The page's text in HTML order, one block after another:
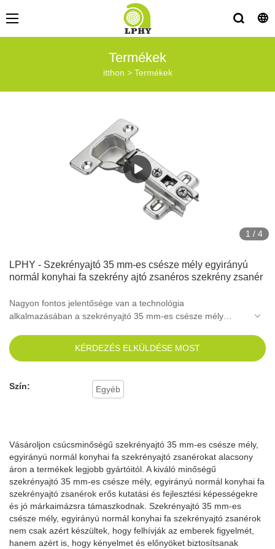
Termékek
itthon > Termékek
1 / 4
LPHY - Szekrényajtó 35 mm-es csésze mély egyirányú
normál konyhai fa szekrény ajtó zsanéros szekrény zsanér
Nagyon fontos jelentősége van a technológia
alkalmazásában a szekrényajtó 35 mm-es csésze mély
gyakorlatában.A bútorpántok területén a termék széles
körben elfogadott.
KÉRDEZÉS ELKÜLDÉSE MOST
Szín: Egyéb
Vásároljon csúcsminőségű szekrényajtó 35 mm-es csésze mély,
egyirányú normál konyhai fa szekrényajtó zsanérokat alacsony
áron a termékek legjobb gyártóitól. A kiváló minőségű
szekrényajtó 35 mm-es csésze mély, egyirányú normál konyhai fa
szekrényajtó zsanérok erős kutatási és fejlesztési képességekre
és jó márkaimázsra támaszkodnak. Szekrényajtó 35 mm-es
csésze mély, egyirányú normál konyhai fa szekrényajtó zsanérok
nem csak azért készültek, hogy felhívják az emberek figyelmét,
hanem azért is, hogy kényelmet és előnyöket biztosítsanak